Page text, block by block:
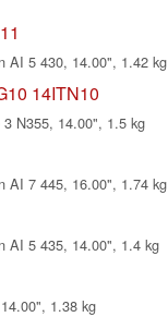
AI 5 430, 14.00", 1.42 kg
14ITN10
3 N355, 14.00", 1.5 kg
AI 7 445, 16.00", 1.74 kg
AI 5 435, 14.00", 1.4 kg
1.38 kg